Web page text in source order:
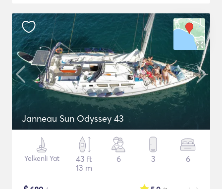
Janneau Sun Odyssey 43
Yelkenli Yat
43 ft
13 m
6 3 6